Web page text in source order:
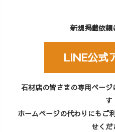
新規掲載依
LINE公式
石材店の皆さまの専用ペー
す
ホームページの代わりにもご
せくだ